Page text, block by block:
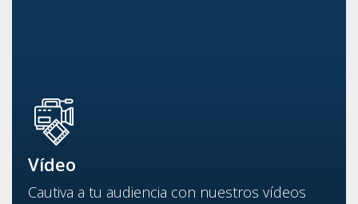
Vídeo
Cautiva a tu audiencia con nuestros vídeos